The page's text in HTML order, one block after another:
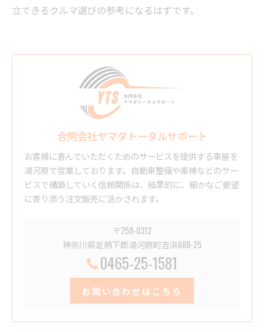
立できるクルマ選びの参考になるはずです。
合同会社ヤマダトータルサポート
お客様に喜んでいただくためのサービスを提供する車屋を
湯河原で営業しております。自動車整備や車検などのサー
ビスで構築していく信頼関係は、結果的に、細かなご要望
に寄り添う注文販売に活かされます。
〒259-0312
神奈川県足柄下郡湯河原町吉浜688-25
0465-25-1581
お問い合わせはこちら